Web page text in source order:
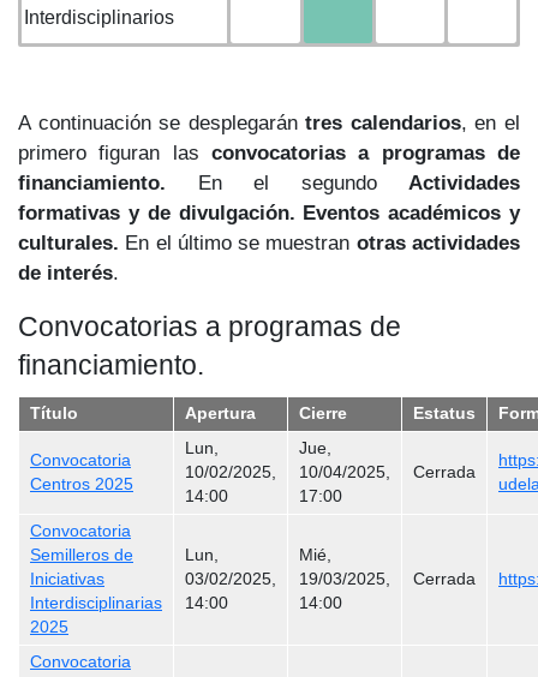
Interdisciplinarios
A continuación se desplegarántres calendarios, en el
primero figuran las convocatorias a programas de
financiamiento. En el segundoActividades
formativas y de divulgación. Eventos académicos y
culturales. En el último se muestran otras actividades
de interés.
Convocatorias a programas de
financiamiento.
Título Apertura Cierre Estatus
Convocatoria
Centros 2025
Lun,
10/02/2025,
14:00
Jue,
10/04/2025,
17:00
Cerrada
Convocatoria
Semilleros de
Iniciativas
Interdisciplinarias
2025
Lun,
03/02/2025,
14:00
Mié,
19/03/2025,
14:00
Cerrada
Convocatoria